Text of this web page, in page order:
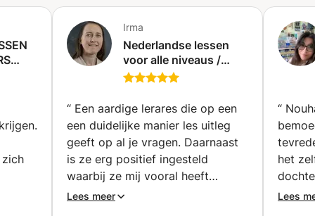
woordenschat en intensieve communicatieve oefeningen
combineren. 🎁 SPECIALE BONUS Zodra je je eerste les
boekt, krijg je direct toegang tot een privéleslokaal met al
het benodigde materiaal: Interactieve tools,
woordenlijsten, grammatica-uitleg, oefeningen en leuke
extra's om in je eigen tempo vooruit te komen. ✨ Maak
echt effectieve ervaring!
Irma
Nederlandse lessen
voor alle niveaus /
Nederlandse lessen
“ Een aardige lerares die op een
een duidelijke manier les uitleg
geeft op al je vragen. Daarnaast
is ze erg positief ingesteld
waarbij ze mij vooral heeft
gemotiveerd om mijn best te
Lees meer
“
het
Lees